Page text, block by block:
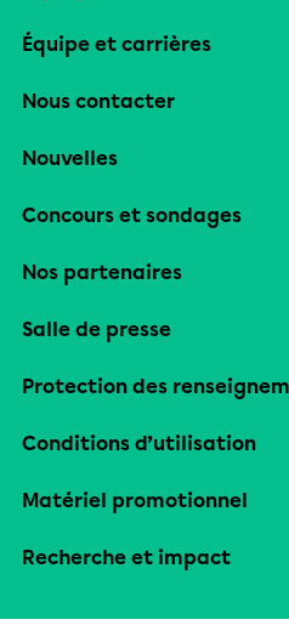
Équipe et carrières
Nous contacter
Nouvelles
Concours et sondages
Nos partenaires
Salle de presse
Protection des
Conditions d’utilisation
Matériel promotionnel
Recherche et impact